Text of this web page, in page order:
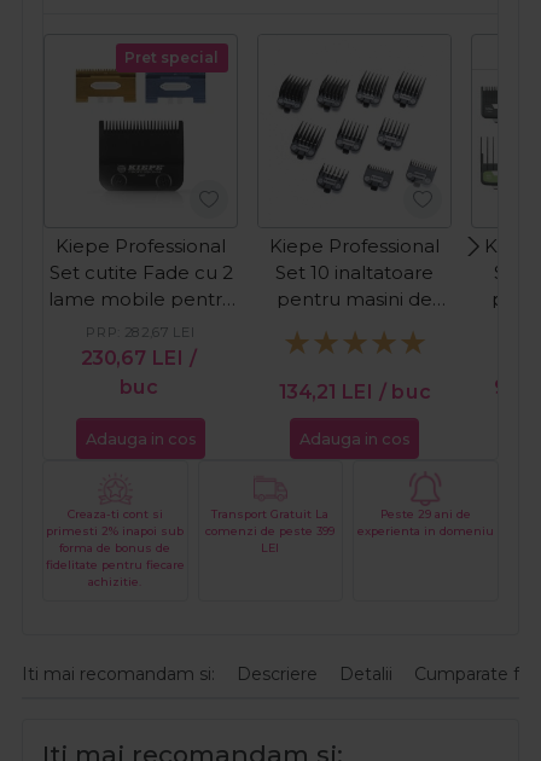
Pret special
Kiepe Professional
Set cutite Fade cu 2
lame mobile pentru
masini de tuns
230,67 LEI /
buc
PRP: 282,67 LEI
Adauga in cos
Kiepe Professional
Set 10 inaltatoare
pentru masini de
134,21 LEI / buc
Adauga in cos
Set
Creaza-ti cont si
primesti 2% inapoi sub
forma de bonus de
fidelitate pentru fiecare
achizitie.
Transport Gratuit La
comenzi de peste 399
LEI
Peste 29 ani de
experienta in domeniu
Iti mai recomandam si: Descriere Detalii Cumparate
Iti mai recomandam si: